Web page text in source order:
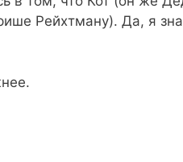
Рейхтману). Да, я